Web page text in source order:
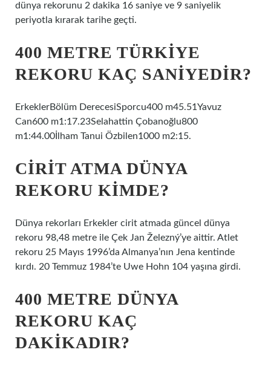
dünya rekorunu 2 dakika 16 saniye ve 9 saniyelik
periyotla kırarak tarihe geçti.
400 METRE TÜRKIYE
REKORU KAÇ SANIYEDIR?
ErkeklerBölüm DerecesiSporcu400 m45.51Yavuz
Can600 m1:17.23Selahattin Çobanoğlu800
m1:44.00İlham Tanui Özbilen1000 m2:15.
CIRIT ATMA DÜNYA
REKORU KIMDE?
Dünya rekorları Erkekler cirit atmada güncel dünya
rekoru 98,48 metre ile Çek Jan Železný’ye aittir. Atlet
rekoru 25 Mayıs 1996’da Almanya’nın Jena kentinde
kırdı. 20 Temmuz 1984’te Uwe Hohn 104 yaşına girdi.
400 METRE DÜNYA
REKORU KAÇ
DAKIKADIR?